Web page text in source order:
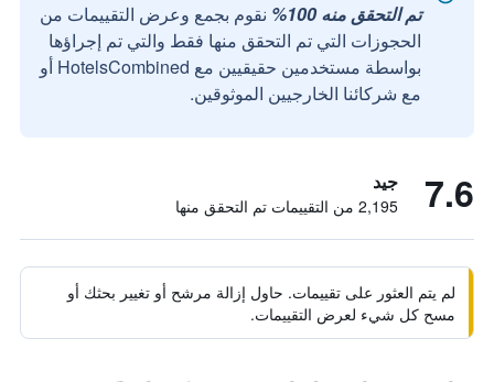
تم التحقق منه 100%
نقوم بجمع وعرض التقييمات من
الحجوزات التي تم التحقق منها فقط والتي تم إجراؤها
بواسطة مستخدمين حقيقيين مع HotelsCombined أو
مع شركائنا الخارجيين الموثوقين.
7.6 جيد
2,195 من التقييمات تم التحقق منها
لم يتم العثور على تقييمات. حاول إزالة مرشح أو تغيير بحثك أو
مسح كل شيء لعرض التقييمات.